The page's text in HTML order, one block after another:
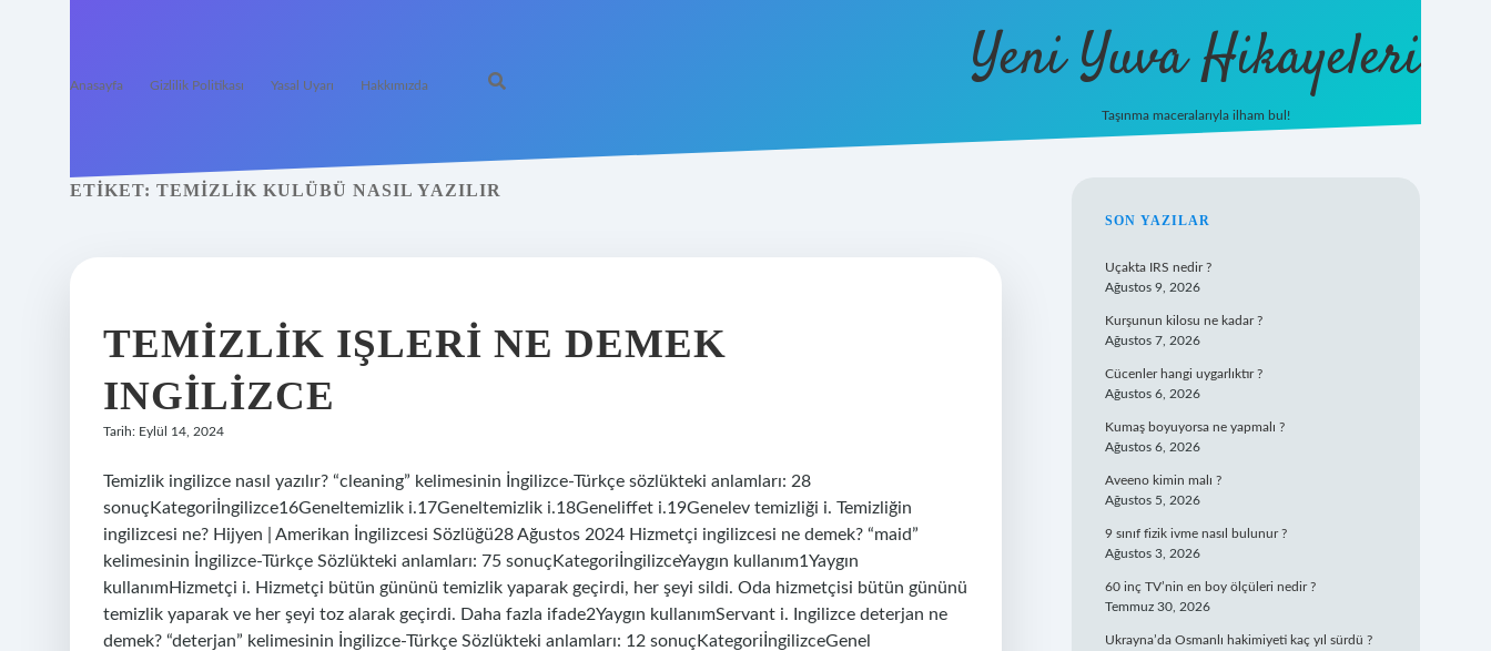
Anasayfa Gizlilik Politikası Yasal Uyarı Hakkımızda Yeni Yuva Hikayeleri
Taşınma maceralarıyla ilham bul!
ETIKET: TEMIZLIK KULÜBÜ NASIL YAZILIR
TEMIZLIK IŞLERI NE DEMEK
INGILIZCE
Tarih: Eylül 14, 2024
Temizlik ingilizce nasıl yazılır? “cleaning” kelimesinin İngilizce-Türkçe sözlükteki anlamları: 28
sonuçKategoriİngilizce16Geneltemizlik i.17Geneltemizlik i.18Geneliffet i.19Genelev temizliği i. Temizliğin
ingilizcesi ne? Hijyen | Amerikan İngilizcesi Sözlüğü28 Ağustos 2024 Hizmetçi ingilizcesi ne demek? “maid”
kelimesinin İngilizce-Türkçe Sözlükteki anlamları: 75 sonuçKategoriİngilizceYaygın kullanım1Yaygın
kullanımHizmetçi i. Hizmetçi bütün gününü temizlik yaparak geçirdi, her şeyi sildi. Oda hizmetçisi bütün gününü
temizlik yaparak ve her şeyi toz alarak geçirdi. Daha fazla ifade2Yaygın kullanımServant i. Ingilizce deterjan ne
demek? “deterjan” kelimesinin İngilizce-Türkçe Sözlükteki anlamları: 12 sonuçKategoriİngilizceGenel
SIDEBAR
SON YAZILAR
Uçakta IRS nedir ?
Ağustos 9, 2026
Kurşunun kilosu ne kadar ?
Ağustos 7, 2026
Cücenler hangi uygarlıktır ?
Ağustos 6, 2026
Kumaş boyuyorsa ne yapmalı ?
Ağustos 6, 2026
Aveeno kimin malı ?
Ağustos 5, 2026
9 sınıf fizik ivme nasıl bulunur ?
Ağustos 3, 2026
60 inç TV’nin en boy ölçüleri nedir ?
Temmuz 30, 2026
Ukrayna’da Osmanlı hakimiyeti kaç yıl sürdü ?